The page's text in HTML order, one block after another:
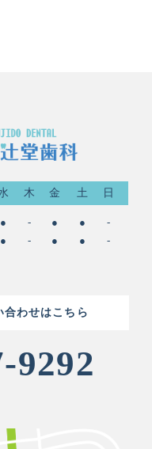
木 金 土 日
● - ● ●
-
● - ● ● -
合わせはこちら
9292